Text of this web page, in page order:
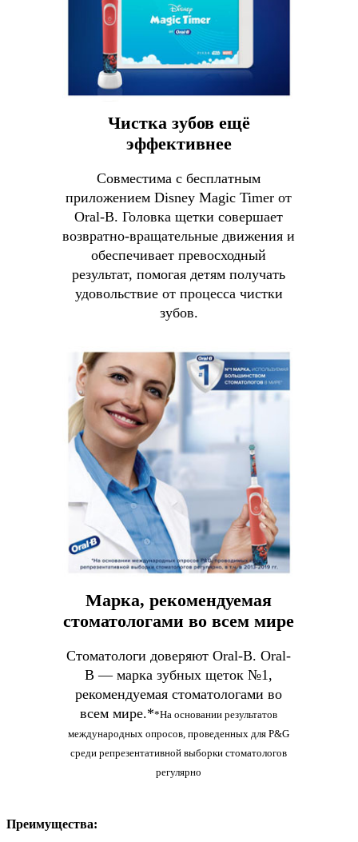
Чистка зубов ещё
эффективнее
Совместима с бесплатным
приложением Disney Magic Timer от
Oral-B. Головка щетки совершает
возвратно-вращательные движения и
обеспечивает превосходный
результат, помогая детям получать
удовольствие от процесса чистки
зубов.
Марка, рекомендуемая
стоматологами во всем мире
Стоматологи доверяют Oral-B. Oral-
B — марка зубных щеток №1,
рекомендуемая стоматологами во
всем мире.**На основании результатов
международных опросов, проведенных для P&G
среди репрезентативной выборки стоматологов
регулярно
Преимущества: